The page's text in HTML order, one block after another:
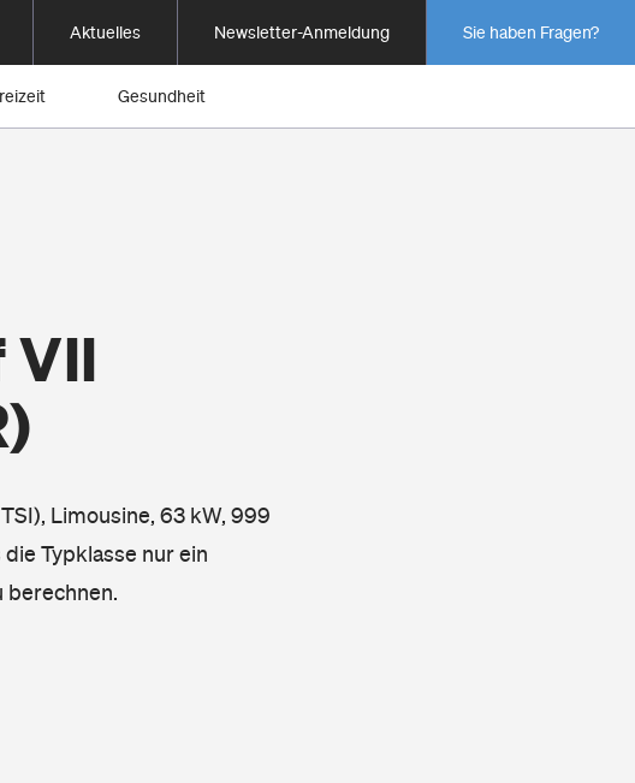
Aktuelles Newsletter-Anmeldung Sie haben Fragen?
Gesundheit
VII
Limousine, 63 kW, 999
Typklasse nur ein
berechnen.